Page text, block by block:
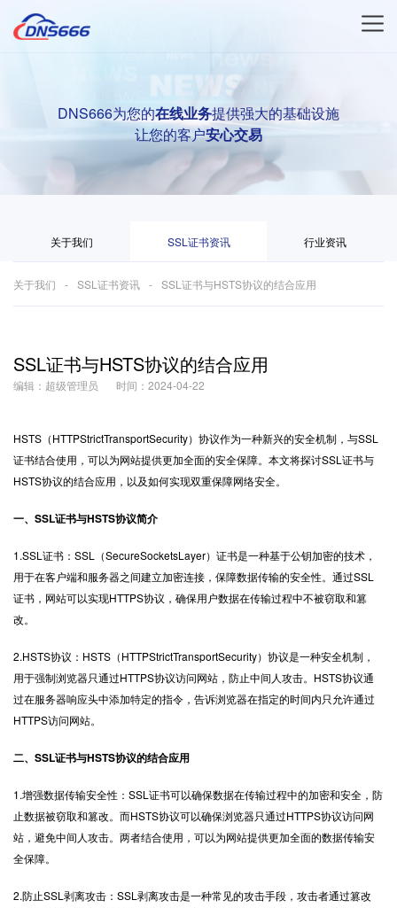
DNS666为您的在线业务提供强大的基础设施
让您的客户安心交易
关于我们 SSL证书资讯 行业资讯
关于我们 SSL证书资讯 SSL证书与HSTS协议的结合应用
SSL证书与HSTS协议的结合应用
编辑：超级管理员 时间：2024-04-22
HSTS（HTTPStrictTransportSecurity）协议作为一种新兴的安全机制，与SSL
证书结合使用，可以为网站提供更加全面的安全保障。本文将探讨SSL证书与
HSTS协议的结合应用，以及如何实现双重保障网络安全。
一、SSL证书与HSTS协议简介
1.SSL证书：SSL（SecureSocketsLayer）证书是一种基于公钥加密的技术，
用于在客户端和服务器之间建立加密连接，保障数据传输的安全性。通过SSL
证书，网站可以实现HTTPS协议，确保用户数据在传输过程中不被窃取和篡
改。
2.HSTS协议：HSTS（HTTPStrictTransportSecurity）协议是一种安全机制，
用于强制浏览器只通过HTTPS协议访问网站，防止中间人攻击。HSTS协议通
过在服务器响应头中添加特定的指令，告诉浏览器在指定的时间内只允许通过
HTTPS访问网站。
二、SSL证书与HSTS协议的结合应用
1.增强数据传输安全性：SSL证书可以确保数据在传输过程中的加密和安全，防
止数据被窃取和篡改。而HSTS协议可以确保浏览器只通过HTTPS协议访问网
站，避免中间人攻击。两者结合使用，可以为网站提供更加全面的数据传输安
全保障。
2.防止SSL剥离攻击：SSL剥离攻击是一种常见的攻击手段，攻击者通过篡改